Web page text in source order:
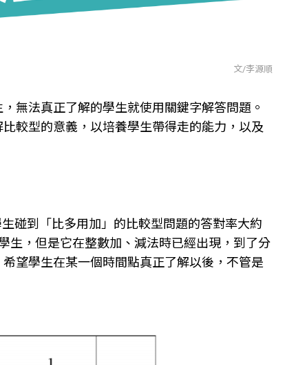
文/李源順
無法真正了解的學生就使用關鍵字解答問題。
較型的意義，以培養學生帶得走的能力，以及
碰到「比多用加」的比較型問題的答對率大約
生，但是它在整數加、減法時已經出現，到了分
望學生在某一個時間點真正了解以後，不管是